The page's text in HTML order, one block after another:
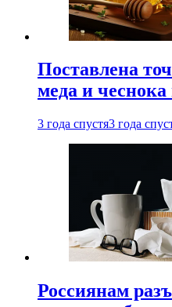
Поставлена
меда и
3 года спустя3 года
Россиянам